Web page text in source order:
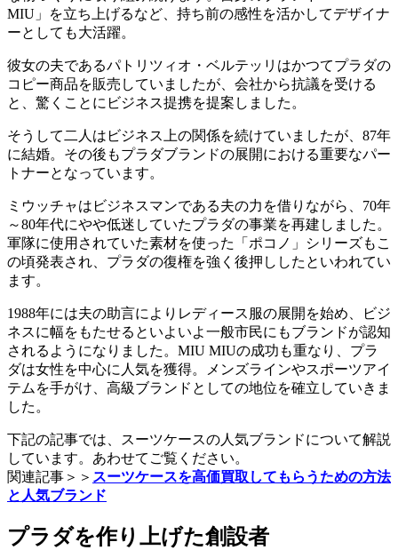
MIU」を立ち上げるなど、持ち前の感性を活かしてデザイナ
ーとしても大活躍。
彼女の夫であるパトリツィオ・ベルテッリはかつてプラダの
コピー商品を販売していましたが、会社から抗議を受ける
と、驚くことにビジネス提携を提案しました。
そうして二人はビジネス上の関係を続けていましたが、87年
に結婚。その後もプラダブランドの展開における重要なパー
トナーとなっています。
ミウッチャはビジネスマンである夫の力を借りながら、70年
～80年代にやや低迷していたプラダの事業を再建しました。
軍隊に使用されていた素材を使った「ポコノ」シリーズもこ
の頃発表され、プラダの復権を強く後押ししたといわれてい
ます。
1988年には夫の助言によりレディース服の展開を始め、ビジ
ネスに幅をもたせるといよいよ一般市民にもブランドが認知
されるようになりました。MIU MIUの成功も重なり、プラ
ダは女性を中心に人気を獲得。メンズラインやスポーツアイ
テムを手がけ、高級ブランドとしての地位を確立していきま
した。
下記の記事では、スーツケースの人気ブランドについて解説
しています。あわせてご覧ください。
関連記事＞＞ スーツケースを高価買取してもらうための方法
と人気ブランド
プラダを作り上げた創設者